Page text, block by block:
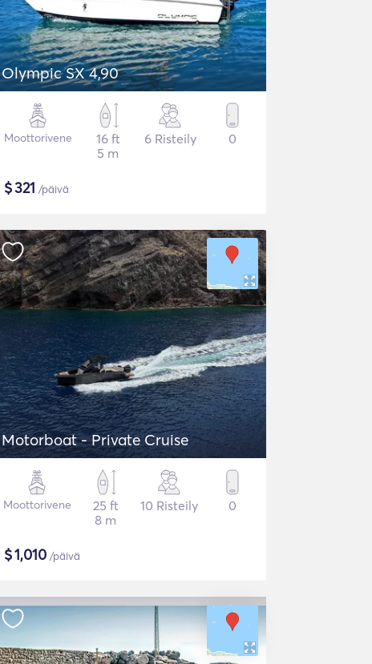
Olympic SX 4,90
Moottorivene
16 ft
5 m
6 Risteily 0
$321 /päivä
Motorboat - Private Cruise
Moottorivene
25 ft
8 m
10 Risteily 0
$1,010 /päivä